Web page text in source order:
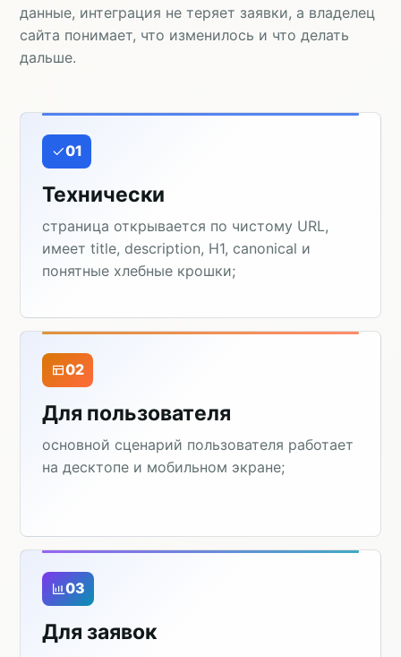
данные, интеграция не теряет заявки, а владелец
сайта понимает, что изменилось и что делать
дальше.
01
Технически
страница открывается по чистому URL,
имеет title, description, H1, canonical и
понятные хлебные крошки;
02
Для пользователя
основной сценарий пользователя работает
на десктопе и мобильном экране;
03
Для заявок